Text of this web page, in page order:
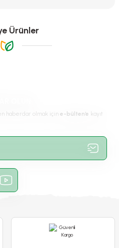
ederiz.
görüntülenemiyor.
Ürünler
haberdar olmak için e-bülten’e kayıt